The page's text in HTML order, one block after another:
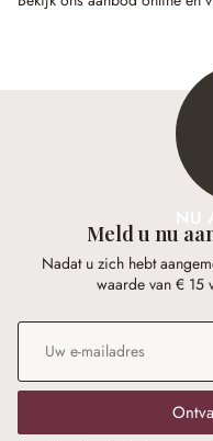
Meld u nu
Nadat u zich hebt
waarde van € 15
E-mailadres